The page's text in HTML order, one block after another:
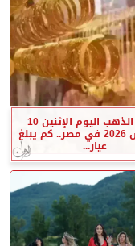
أسعار الذهب اليوم الإثنين 10
أغسطس 2026 في مصر.. كم يبلغ
عيار...